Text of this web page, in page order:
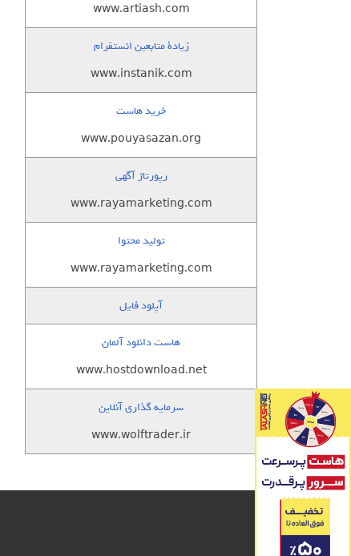
www.artiash.com
زيادة متابعين انستقرام
www.instanik.com
خرید هاست
www.pouyasazan.org
رپورتاژ آگهی
www.rayamarketing.com
تولید محتوا
www.rayamarketing.com
آپلود فایل
هاست دانلود آلمان
www.hostdownload.net
سرمایه گذاری آنلاین
www.wolftrader.ir